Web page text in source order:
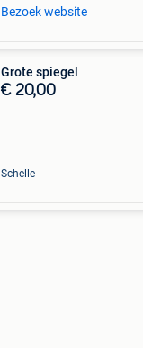
Bezoek website
Grote spiegel
€ 20,00
Schelle